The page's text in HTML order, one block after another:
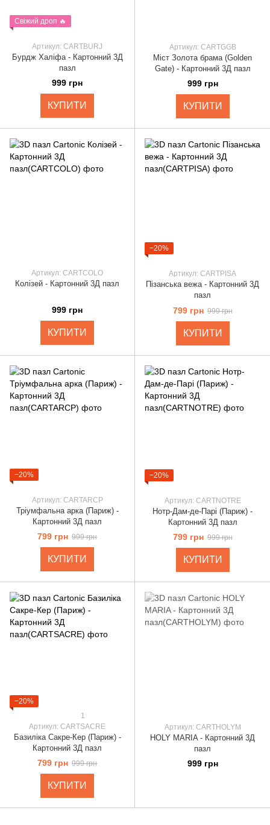
Свіжий дроп 🔥
Артикул: CARTBURJ
Бурдж Халіфа - Картонний 3Д
пазл
999 грн
КУПИТИ
Артикул: CARTGGB
Міст Золота брама (Golden
Gate) - Картонний 3Д пазл
999 грн
КУПИТИ
Артикул: CARTCOLO
Колізей - Картонний 3Д пазл
999 грн
КУПИТИ
−20%
Артикул: CARTPISA
Пізанська вежа - Картонний 3Д
пазл
799 грн 999 грн
КУПИТИ
−20%
Артикул: CARTARCP
Тріумфальна арка (Париж) -
Картонний 3Д пазл
799 грн 999 грн
КУПИТИ
−20%
Артикул: CARTNOTRE
Нотр-Дам-де-Парі (Париж) -
Картонний 3Д пазл
799 грн 999 грн
КУПИТИ
−20%
1
Артикул: CARTSACRE
Базиліка Сакре-Кер (Париж) -
Картонний 3Д пазл
799 грн 999 грн
КУПИТИ
Артикул: CARTHOLYM
HOLY MARIA - Картонний 3Д
пазл
999 грн